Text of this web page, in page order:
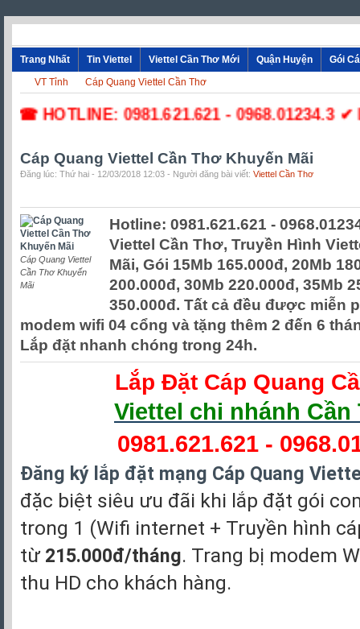
Trang Nhất Tin Viettel Viettel Cần Thơ Mới Quận Huyện
Gói
VT Tỉnh
Cáp Quang Viettel Cần Thơ
☎ HOTLINE: 0981.621.621 - 0968.01234.3
Cáp Quang Viettel Cần Thơ Khuyến Mãi
Đăng lúc: Thứ hai - 12/03/2018 12:03 - Người đăng bài viết: Viettel Cần Thơ
Cáp Quang Viettel
Cần Thơ Khuyến
Mãi
Hotline: 0981.621.621 -
Viettel Cần Thơ, Truyền Hình
Mãi, Gói 15Mb 165.000đ, 20Mb
200.000đ, 30Mb 220.000đ, 35Mb
350.000đ. Tất cả đều được miễn
modem wifi 04 cổng và tặng thêm 2 đến 6
Lắp đặt nhanh chóng trong 24h.
Lắp Đặt Cáp Quang
Viettel chi nhánh Cần
0981.621.621 -
Đăng ký lắp đặt mạng Cáp Quang
đặc biệt siêu ưu đãi khi lắp đặt gói
trong 1 (Wifi internet + Truyền hình
từ 215.000đ/tháng. Trang bị modem
thu HD cho khách hàng.